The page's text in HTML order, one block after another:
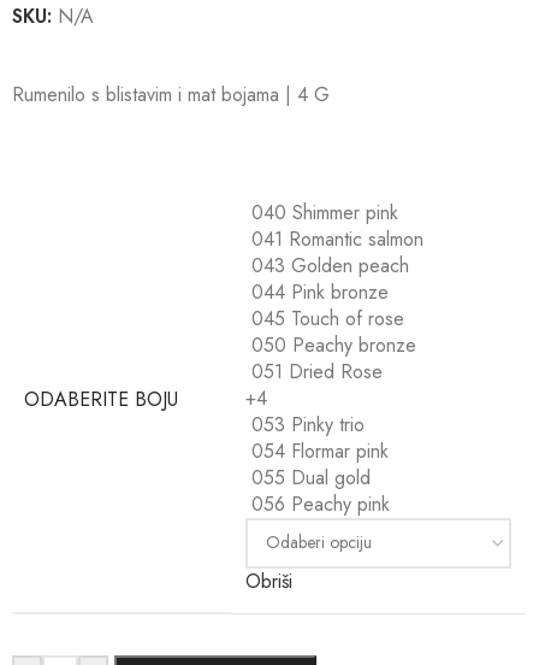
SKU: N/A
Rumenilo s blistavim i mat bojama | 4 G
ODABERITE BOJU
040 Shimmer pink
041 Romantic salmon
043 Golden peach
044 Pink bronze
045 Touch of rose
050 Peachy bronze
051 Dried Rose
+4
053 Pinky trio
054 Flormar pink
055 Dual gold
056 Peachy pink
Obriši